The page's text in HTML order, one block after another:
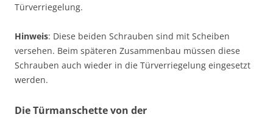
Türverriegelung.
Hinweis: Diese beiden Schrauben sind mit Scheiben
versehen. Beim späteren Zusammenbau müssen diese
Schrauben auch wieder in die Türverriegelung eingesetzt
werden.
Die Türmanschette von der